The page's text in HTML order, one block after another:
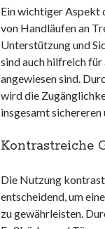
Ein wichtiger Aspekt
von Handläufen an
Unterstützung und
sind auch hilfreich
angewiesen sind.
wird die
insgesamt
Kontrastreiche
Die Nutzung
entscheidend, um
zu gewährleisten.